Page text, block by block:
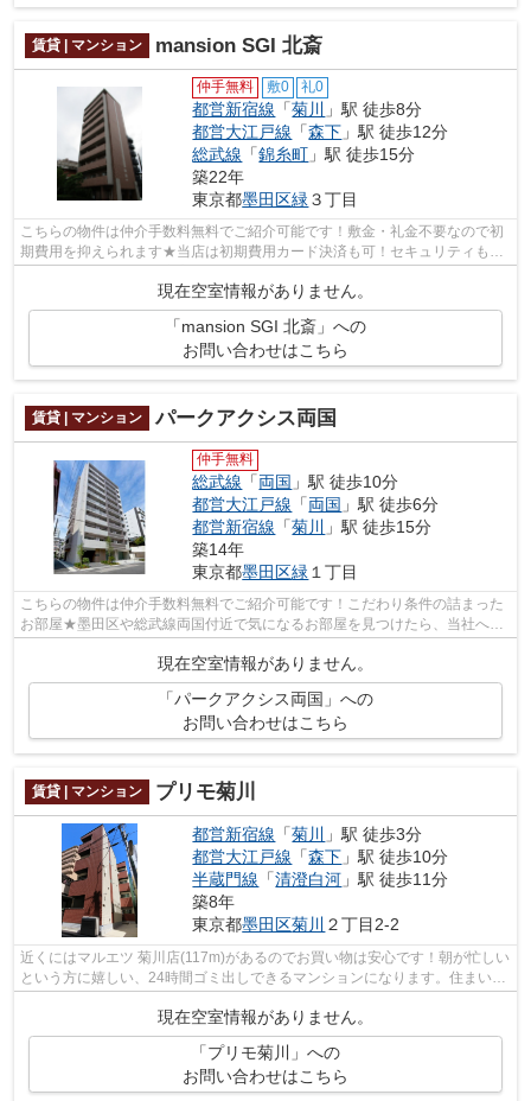
賃貸 | マンション mansion SGI 北斎
仲手無料 敷0 礼0
都営新宿線 「菊川
」駅 徒歩8分
都営大江戸線 「森下 」駅 徒歩12分
総武線 「錦糸町 」駅 徒歩15分
築22年
東京都墨田区緑 ３丁目
こちらの物件は仲介手数料無料でご紹介可能です！敷金・礼金不要なので初
期費用を抑えられます★当店は初期費用カード決済も可！セキュリティもし
っかりしているので、安心して暮らすこ...
現在空室情報がありません。
「mansion SGI 北斎」への
お問い合わせはこちら
賃貸 | マンション パークアクシス両国
仲手無料
総武線 「両国 」駅 徒歩10分
都営大江戸線 「両国 」駅 徒歩6分
都営新宿線 「菊川
」駅 徒歩15分
築14年
東京都墨田区緑１丁目
こちらの物件は仲介手数料無料でご紹介可能です！こだわり条件の詰まった
お部屋★墨田区や総武線両国付近で気になるお部屋を見つけたら、当社へお
現在空室情報がありません。
「パークアクシス両国」への
お問い合わせはこちら
賃貸 | マンション プリモ菊川
都営新宿線 「菊川
」駅 徒歩3分
都営大江戸線 「森下 」駅 徒歩10分
半蔵門線 「清澄白河 」駅 徒歩11分
築8年
東京都墨田区菊川 ２丁目2-2
近くにはマルエツ 菊川店(117m)があるのでお買い物は安心です！朝が忙しい
という方に嬉しい、24時間ゴミ出しできるマンションになります。住まいを
現在空室情報がありません。
「プリモ菊川」への
お問い合わせはこちら